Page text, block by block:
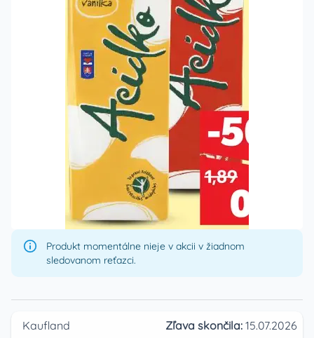
Produkt momentálne nieje v akcii v žiadnom
sledovanom reťazci.
Kaufland Zľava skončila: 15.07.2026